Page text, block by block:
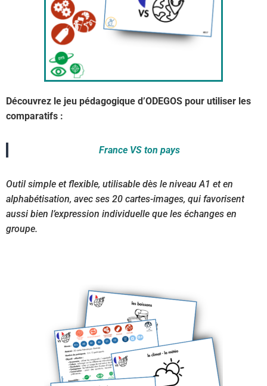
Découvrez le jeu pédagogique d’ODEGOS pour utiliser les
comparatifs :
France VS ton pays
Outil simple et flexible, utilisable dès le niveau A1 et en
alphabétisation, avec ses 20 cartes-images, qui favorisent
aussi bien l’expression individuelle que les échanges en
groupe.